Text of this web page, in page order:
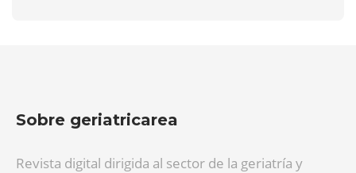
Sobre geriatricarea
Revista digital dirigida al sector de la geriatría y